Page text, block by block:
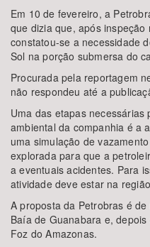
Em 10 de fevereiro, a
que dizia que, após
constatou-se a necessidade
Sol na porção submersa do
Procurada pela reportagem
não respondeu até a
Uma das etapas
ambiental da companhia é a
uma simulação de
explorada para que a
a eventuais acidentes. Para
atividade deve estar na
A proposta da Petrobras é
Baía de Guanabara e,
Foz do Amazonas.